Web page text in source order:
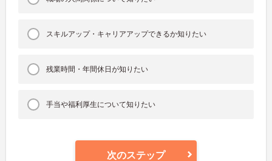
スキルアップ・キャリアアップできるか知りたい
残業時間・年間休日が知りたい
手当や福利厚生について知りたい
次のステップ